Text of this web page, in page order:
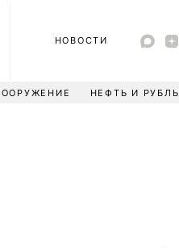
НОВОСТИ
НЕФТЬ И РУБЛЬ